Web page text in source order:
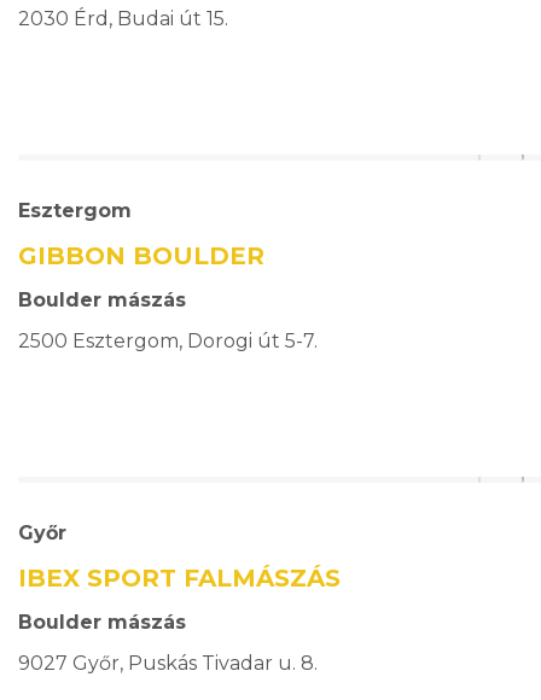
2030 Érd, Budai út 15.
Esztergom
GIBBON BOULDER
Boulder mászás
2500 Esztergom, Dorogi út 5-7.
Győr
IBEX SPORT FALMÁSZÁS
Boulder mászás
9027 Győr, Puskás Tivadar u. 8.